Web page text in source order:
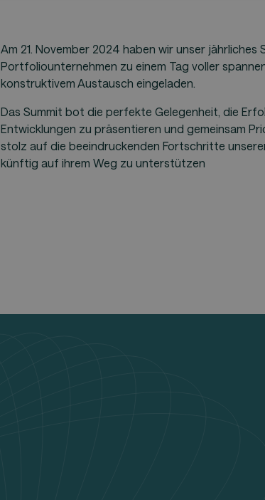
Am 21. November 2024 haben wir unser
Portfoliounternehmen zu einem Tag voller
konstruktivem Austausch eingeladen.
Das Summit bot die perfekte Gelegenheit, die
Entwicklungen zu präsentieren und gemeinsam
stolz auf die beeindruckenden Fortschritte
künftig auf ihrem Weg zu unterstützen